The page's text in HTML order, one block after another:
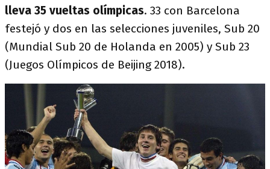
lleva 35 vueltas olímpicas. 33 con Barcelona
festejó y dos en las selecciones juveniles, Sub 20
(Mundial Sub 20 de Holanda en 2005) y Sub 23
(Juegos Olímpicos de Beijing 2018).